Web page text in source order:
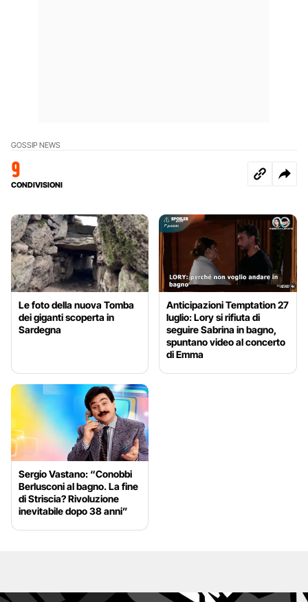
GOSSIP NEWS
9
CONDIVISIONI
Le foto della nuova Tomba
dei giganti scoperta in
Sardegna
Anticipazioni Temptation 27
luglio: Lory si rifiuta di
seguire Sabrina in bagno,
spuntano video al concerto
di Emma
Sergio Vastano: “Conobbi
Berlusconi al bagno. La fine
di Striscia? Rivoluzione
inevitabile dopo 38 anni”